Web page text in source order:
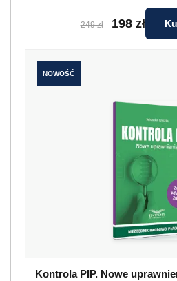
249 zł 198 zł
NOWOŚĆ
Kontrola PIP. Nowe